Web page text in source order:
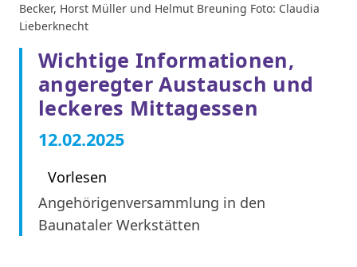
Becker, Horst Müller und Helmut Breuning Foto: Claudia
Lieberknecht
Wichtige Informationen,
angeregter Austausch und
leckeres Mittagessen
12.02.2025
Vorlesen
Angehörigenversammlung in den
Baunataler Werkstätten